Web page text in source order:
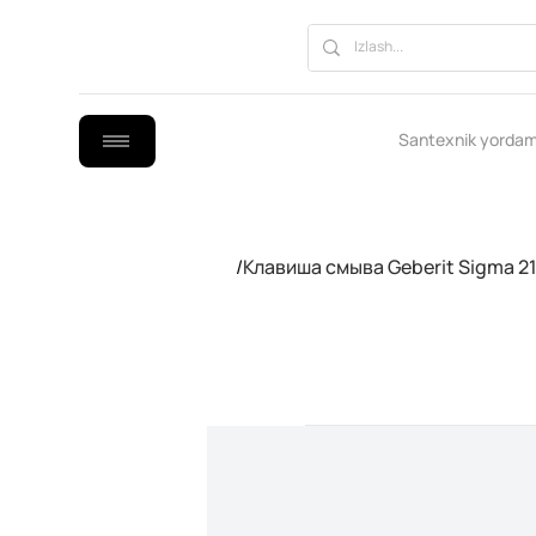
Santexnik
/Клавиша смыва Geberit Sigma 21